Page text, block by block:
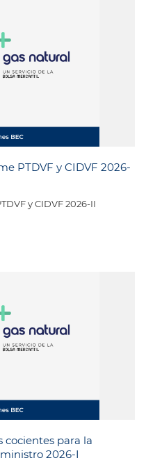
PTDVF y CIDVF 2026-
y CIDVF 2026-II
cocientes para la
2026-I